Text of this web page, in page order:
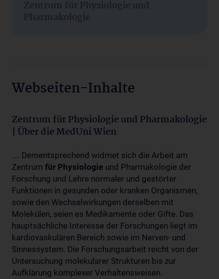
Zentrum für Physiologie und
Pharmakologie
Webseiten-Inhalte
Zentrum für Physiologie und Pharmakologie
| Über die MedUni Wien
.... Dementsprechend widmet sich die Arbeit am
Zentrum für Physiologie und Pharmakologie der
Forschung und Lehre normaler und gestörter
Funktionen in gesunden oder kranken Organismen,
sowie den Wechselwirkungen derselben mit
Molekülen, seien es Medikamente oder Gifte. Das
hauptsächliche Interesse der Forschungen liegt im
kardiovaskulären Bereich sowie im Nerven- und
Sinnessystem. Die Forschungsarbeit reicht von der
Untersuchung molekularer Strukturen bis zur
Aufklärung komplexer Verhaltensweisen.